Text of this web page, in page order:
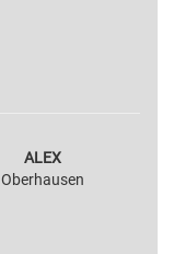
ALEX
Oberhausen